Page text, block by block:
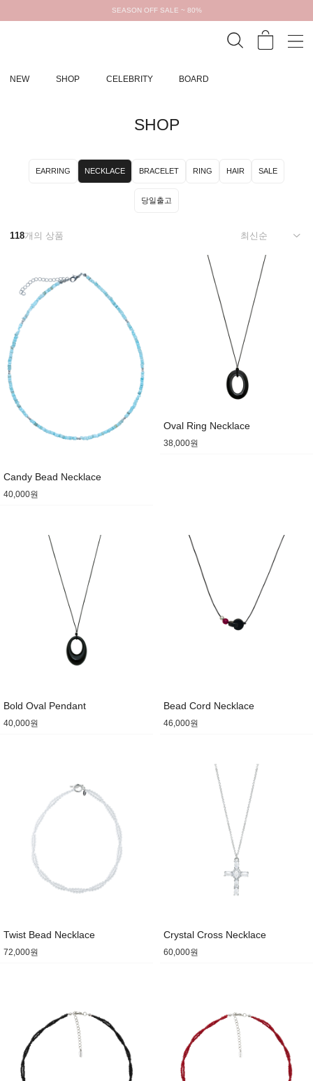
SEASON OFF SALE ~ 80%
NEW SHOP CELEBRITY BOARD
SHOP
EARRING NECKLACE BRACELET RING HAIR SALE
당일출고
118개의 상품
Candy Bead Necklace
40,000원
Oval Ring Necklace
38,000원
Bold Oval Pendant
40,000원
Bead Cord Necklace
46,000원
Twist Bead Necklace
72,000원
Crystal Cross Necklace
60,000원